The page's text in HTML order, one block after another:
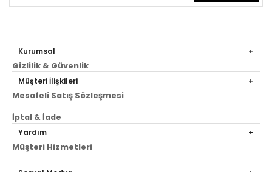
Kurumsal
Gizlilik & Güvenlik
Müşteri İlişkileri
Mesafeli Satış Sözleşmesi
İptal & İade
Yardım
Müşteri Hizmetleri